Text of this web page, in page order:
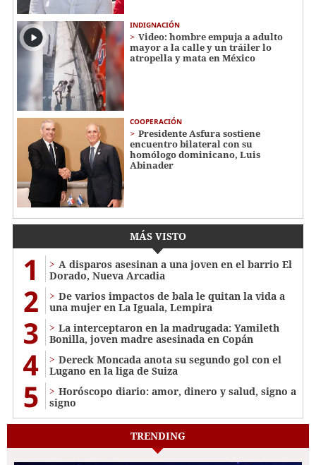
INDIGNACIÓN
Video: hombre empuja a adulto
mayor a la calle y un tráiler lo
atropella y mata en México
COOPERACIÓN
Presidente Asfura sostiene
encuentro bilateral con su
homólogo dominicano, Luis
Abinader
MÁS VISTO
1
A disparos asesinan a una joven en el barrio El
Dorado, Nueva Arcadia
2
De varios impactos de bala le quitan la vida a
una mujer en La Iguala, Lempira
3
La interceptaron en la madrugada: Yamileth
Bonilla, joven madre asesinada en Copán
4
Dereck Moncada anota su segundo gol con el
Lugano en la liga de Suiza
5
Horóscopo diario: amor, dinero y salud, signo a
signo
TRENDING